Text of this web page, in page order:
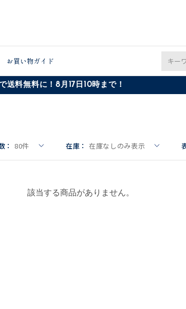
お買い物ガイド
送料無料に！8月17日10時まで！
： 80件 在庫： 在庫なしのみ表示
該当する商品がありません。